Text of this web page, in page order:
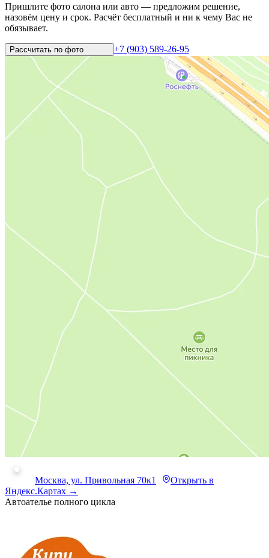
Пришлите фото салона или авто — предложим решение,
назовём цену и срок. Расчёт бесплатный и ни к чему Вас не
обязывает.
Рассчитать по фото +7 (903) 589-26-95
Москва, ул. Привольная 70к1
Открыть в
Яндекс.Картах →
Автоателье полного цикла